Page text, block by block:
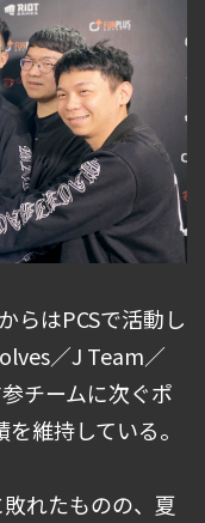
らはPCSで活動し
／J Team／
チームに次ぐポ
維持している。
れたものの、夏